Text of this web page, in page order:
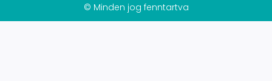
© Minden jog fenntartva